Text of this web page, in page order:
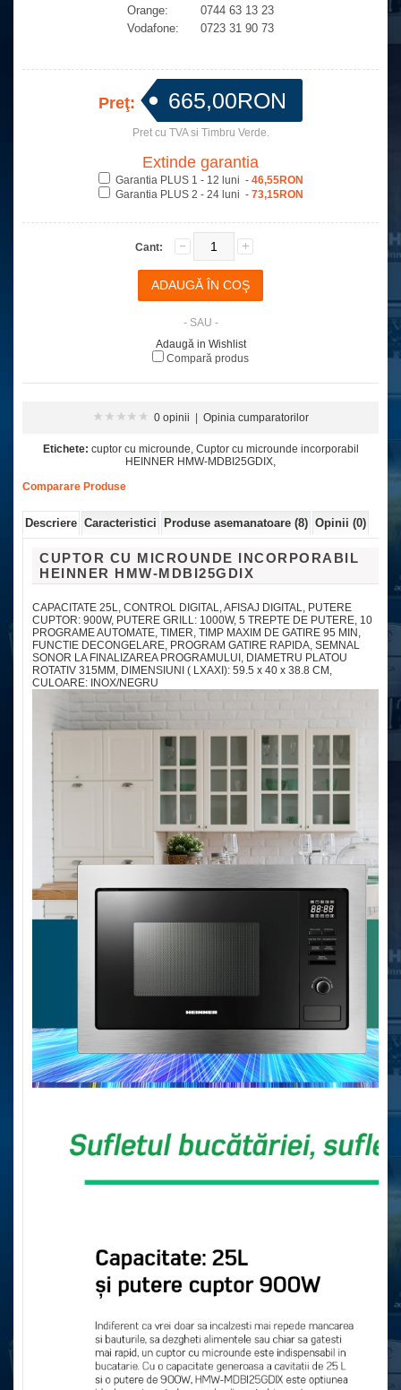
Orange: 0744 63 13 23
Vodafone: 0723 31 90 73
Preţ: 665,00RON
Pret cu TVA si Timbru Verde.
Extinde garantia
Garantia PLUS 1 - 12 luni - 46,55RON
Garantia PLUS 2 - 24 luni - 73,15RON
Cant:
- SAU -
Adaugă in Wishlist
Compară produs
0 opinii Opinia cumparatorilor
Etichete: cuptor cu microunde, Cuptor cu microunde incorporabil
HEINNER HMW-MDBI25GDIX,
Comparare Produse
Descriere Caracteristici Produse asemanatoare (8) Opinii (0)
CUPTOR CU MICROUNDE INCORPORABIL
HEINNER HMW-MDBI25GDIX
CAPACITATE 25L, CONTROL DIGITAL, AFISAJ DIGITAL, PUTERE
CUPTOR: 900W, PUTERE GRILL: 1000W, 5 TREPTE DE PUTERE, 10
PROGRAME AUTOMATE, TIMER, TIMP MAXIM DE GATIRE 95 MIN,
FUNCTIE DECONGELARE, PROGRAM GATIRE RAPIDA, SEMNAL
SONOR LA FINALIZAREA PROGRAMULUI, DIAMETRU PLATOU
ROTATIV 315MM, DIMENSIUNI ( LXAXI): 59.5 x 40 x 38.8 CM,
CULOARE: INOX/NEGRU